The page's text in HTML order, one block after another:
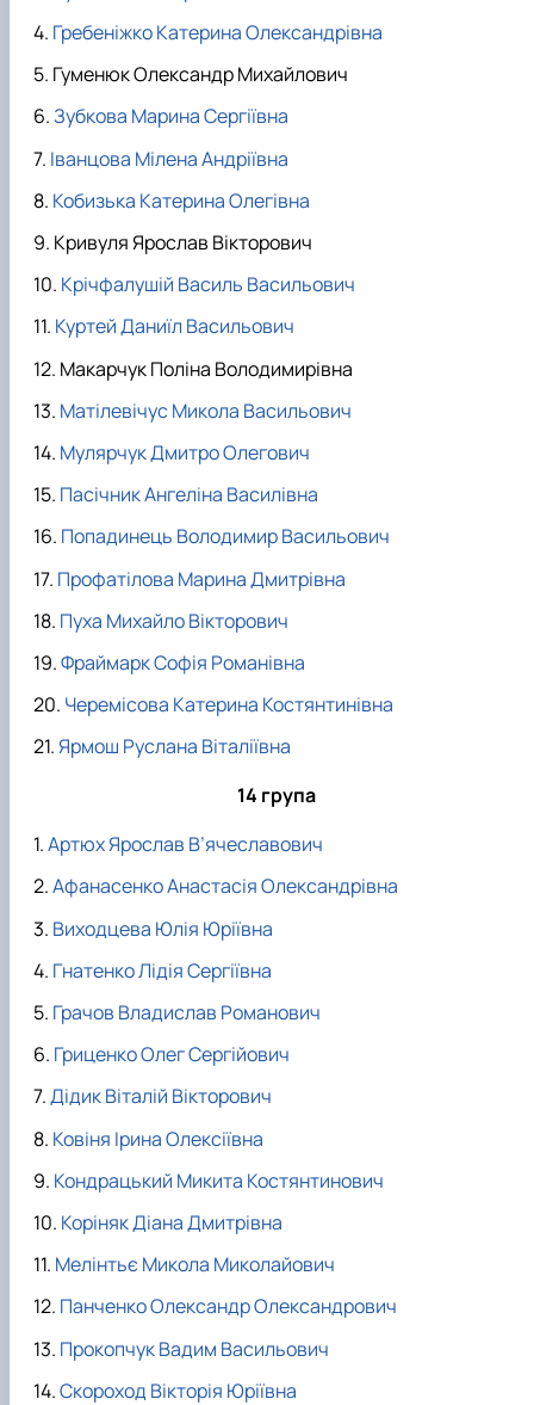
Гребеніжко Катерина Олександрівна
Гуменюк Олександр Михайлович
Зубкова Марина Сергіївна
Іванцова Мілена Андріївна
Кобизька Катерина Олегівна
Кривуля Ярослав Вікторович
Крічфалушій Василь Васильович
Куртей Даниїл Васильович
Макарчук Поліна Володимирівна
Матілевічус Микола Васильович
Мулярчук Дмитро Олегович
Пасічник Ангеліна Василівна
Попадинець Володимир Васильович
Профатілова Марина Дмитрівна
Пуха Михайло Вікторович
Фраймарк Софія Романівна
Черемісова Катерина Костянтинівна
Ярмош Руслана Віталіївна
14 група
Артюх Ярослав В’ячеславович
Афанасенко Анастасія Олександрівна
Виходцева Юлія Юріївна
Гнатенко Лідія Сергіївна
Грачов Владислав Романович
Гриценко Олег Сергійович
Дідик Віталій Вікторович
Ковіня Ірина Олексіївна
Кондрацький Микита Костянтинович
Коріняк Діана Дмитрівна
Мелінтьє Микола Миколайович
Панченко Олександр Олександрович
Прокопчук Вадим Васильович
Скороход Вікторія Юріївна